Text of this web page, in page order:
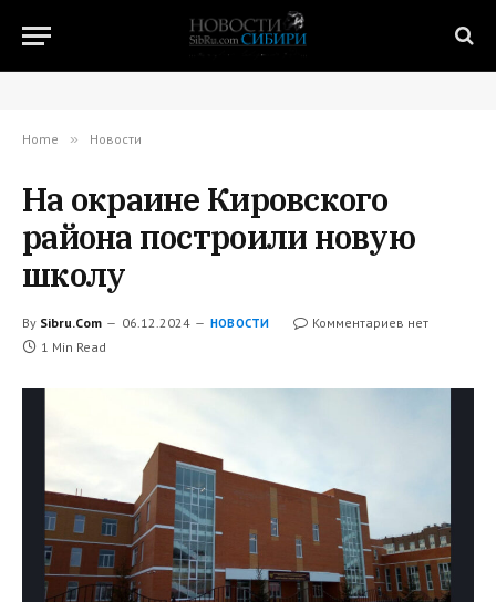
Home » Новости
На окраине Кировского
района построили новую
школу
By Sibru.Com 06.12.2024 НОВОСТИ
Комментариев нет
1 Min Read